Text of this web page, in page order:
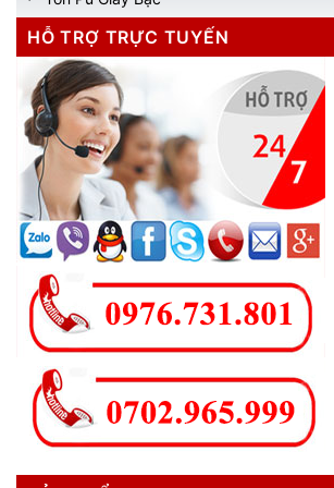
HỖ TRỢ TRỰC TUYẾN